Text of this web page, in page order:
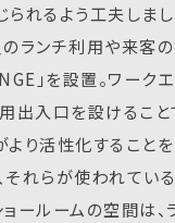
れるよう工夫しまし
ランチ利用や来客
」を設置。ワーク
出入口を設けること
り活性化すること
れらが使われてい
ールームの空間は、